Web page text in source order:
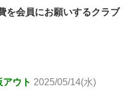
を会員にお願いするクラブ
ウト 2025/05/14(水)